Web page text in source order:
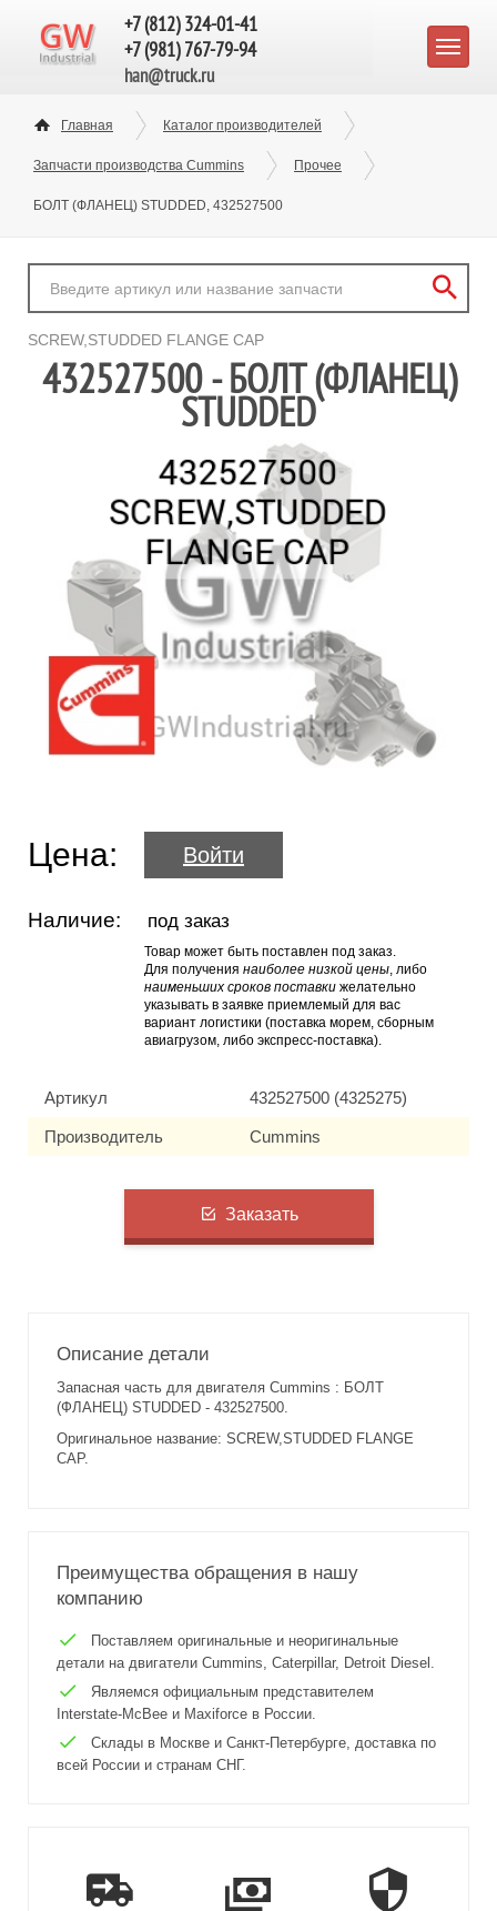
+7 (812) 324-01-41
+7 (981) 767-79-94
han@truck.ru
Главная Каталог производителей
Запчасти производства Cummins Прочее
БОЛТ (ФЛАНЕЦ) STUDDED, 432527500
SCREW,STUDDED FLANGE CAP
432527500 - БОЛТ (ФЛАНЕЦ)
STUDDED
Цена: Войти
Наличие: под заказ
Товар может быть поставлен под заказ.
Для получения наиболее низкой цены, либо
наименьших сроков поставки желательно
указывать в заявке приемлемый для вас
вариант логистики (поставка морем, сборным
авиагрузом, либо экспресс-поставка).
Артикул 432527500 (4325275)
Производитель Cummins
Заказать
Описание детали
Запасная часть для двигателя Cummins : БОЛТ
(ФЛАНЕЦ) STUDDED - 432527500.
Оригинальное название: SCREW,STUDDED FLANGE
CAP.
Преимущества обращения в нашу
компанию
Поставляем оригинальные и неоригинальные
детали на двигатели Cummins, Caterpillar, Detroit Diesel.
Являемся официальным представителем
Interstate-McBee и Maxiforce в России.
Склады в Москве и Санкт-Петербурге, доставка по
всей России и странам СНГ.